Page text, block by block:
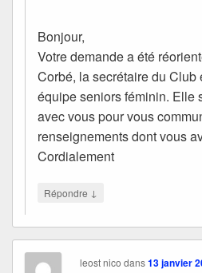
Bonjour,
Votre demande a été
Corbé, la secrétaire du Club
équipe seniors féminin. Elle
avec vous pour vous
renseignements dont vous
Cordialement
Répondre ↓
leost nico dans13 janvier